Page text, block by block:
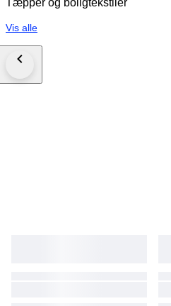
Tæpper og boligtekstiler
Vis alle